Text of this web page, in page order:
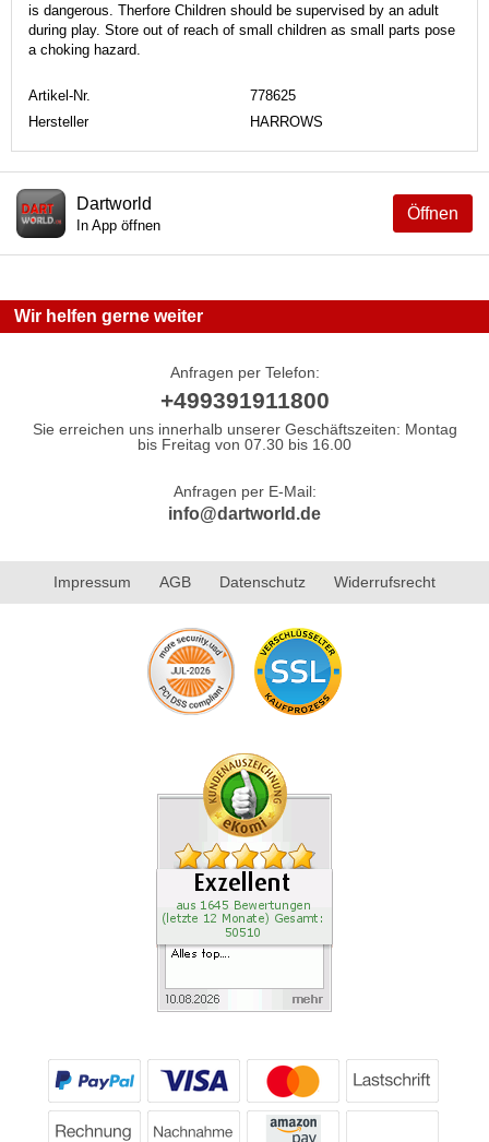
is dangerous. Therfore Children should be supervised by an adult
during play. Store out of reach of small children as small parts pose
a choking hazard.
Artikel-Nr.
778625
Hersteller
HARROWS
Öffnen
Dartworld
In App öffnen
Wir helfen gerne weiter
Anfragen per Telefon:
+499391911800
Sie erreichen uns innerhalb unserer Geschäftszeiten: Montag
bis Freitag von 07.30 bis 16.00
Anfragen per E-Mail:
info@dartworld.de
Impressum AGB Datenschutz Widerrufsrecht